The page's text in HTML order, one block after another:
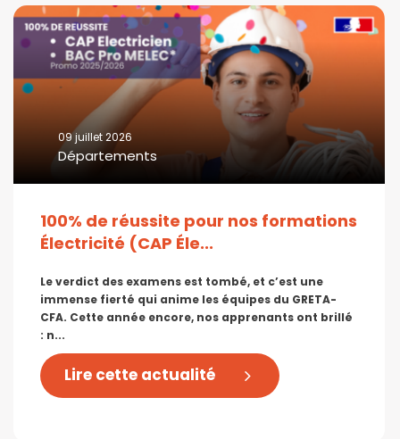
09 juillet 2026
Départements
100% de réussite pour nos formations
Électricité (CAP Éle...
Le verdict des examens est tombé, et c’est une
immense fierté qui anime les équipes du GRETA-
CFA. Cette année encore, nos apprenants ont brillé
: n...
Lire cette actualité